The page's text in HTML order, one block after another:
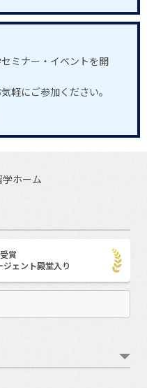
ミナー・イベントを開
軽にご参加ください。
ホーム
賞
ェント殿堂入り